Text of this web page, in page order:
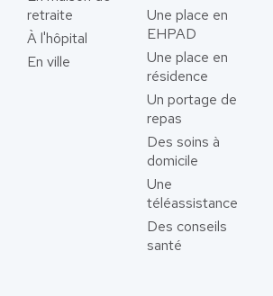
retraite
À l'hôpital
En ville
Une place en
EHPAD
Une place en
résidence
Un portage de
repas
Des soins à
domicile
Une
téléassistance
Des conseils
santé